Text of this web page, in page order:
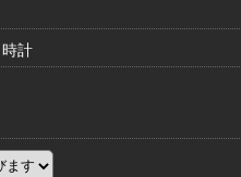
計